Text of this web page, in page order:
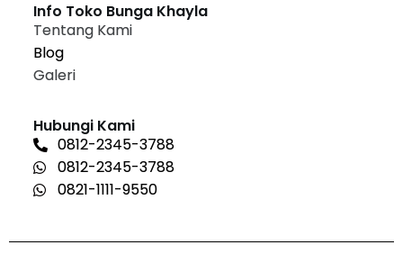
Info Toko Bunga Khayla
Tentang Kami
Blog
Galeri
Hubungi Kami
0812-2345-3788
0812-2345-3788
0821-1111-9550